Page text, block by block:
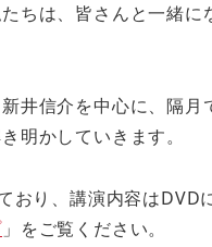
ちは、皆さんと一緒
井信介を中心に、隔
明かしていきます。
おり、講演内容はDVD
」をご覧ください。